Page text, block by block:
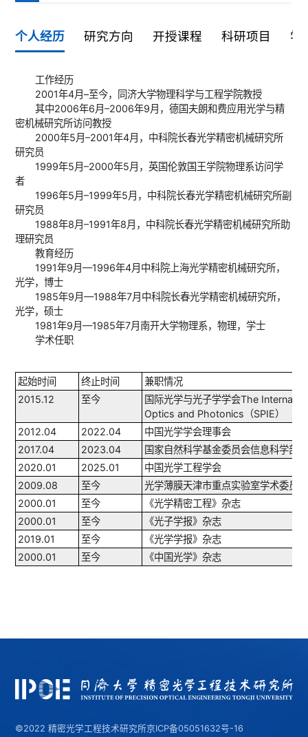
个人经历 研究方向 开授课程 科研项目 学
工作经历
2001年4月–至今，同济大学物理科学与工程学院教授
其中2006年6月–2006年9月，德国夫朗和费应用光学与精
密机械研究所访问教授
2000年5月–2001年4月，中科院长春光学精密机械研究所
研究员
1999年5月–2000年5月，英国伦敦国王学院物理系访问学
者
1996年5月–1999年5月，中科院长春光学精密机械研究所副
研究员
1988年8月–1991年8月，中科院长春光学精密机械研究所助
理研究员
教育经历
1991年9月—1996年4月中科院上海光学精密机械研究所，
光学，博士
1985年9月—1988年7月中科院长春光学精密机械研究所，
光学，硕士
1981年9月—1985年7月南开大学物理系，物理，学士
学术任职
起始时间 终止时间
兼职情况
2015.12
至今
国际光学与光子学学会The
Optics and Photonics（SPIE）
2012.04
2022.04
中国光学学会理事会
2017.04
2023.04
国家自然科学基金委员会信息科学部
2020.01
2025.01
中国光学工程学会
2009.08
至今
光学薄膜天津市重点实验室学术委员会
2000.01
至今
《光学精密工程》杂志
2000.01
至今
《光子学报》杂志
2019.01
至今
《光学学报》杂志
2000.01
至今 《中国光学》杂志
起始时间 终止时间 项目名称
2022．01
2026．12
强激光作用下多层膜超构表面失
国家
2021．01
地
基地
2017．06
光学损耗和热噪声的物理机制和
2017．01 2022．12 强激光器件基础技术研究
2018．01 2021．12
高分辨率嵌套式X射线成像望远镜
2016．06
论文：
时间
荣誉及奖励
2021.08
2021年中国仪器仪表学会技术发明一等奖-大尺寸高
件技术及应用
2019.12
应用
2018.12
2016.12
2016.02
2015年教育部技术发明一等奖-高损伤阈值激光薄膜
2011.11
©2022 精密光学工程技术研究所京ICP备05051632号-16